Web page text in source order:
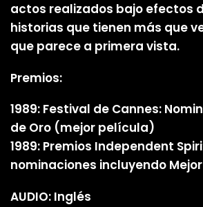
actos realizados bajo efectos
historias que tienen más que
que parece a primera vista.
Premios:
1989: Festival de Cannes:
de Oro (mejor película)
1989: Premios Independent
nominaciones incluyendo
AUDIO: Inglés